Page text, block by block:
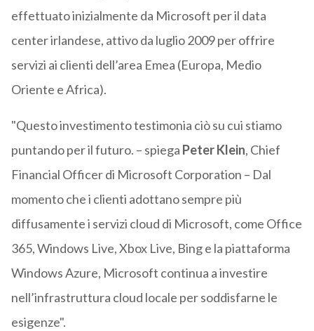
effettuato inizialmente da Microsoft per il data
center irlandese, attivo da luglio 2009 per offrire
servizi ai clienti dell’area Emea (Europa, Medio
Oriente e Africa).
"Questo investimento testimonia ciò su cui stiamo
puntando per il futuro. – spiega Peter Klein, Chief
Financial Officer di Microsoft Corporation – Dal
momento che i clienti adottano sempre più
diffusamente i servizi cloud di Microsoft, come Office
365, Windows Live, Xbox Live, Bing e la piattaforma
Windows Azure, Microsoft continua a investire
nell’infrastruttura cloud locale per soddisfarne le
esigenze".